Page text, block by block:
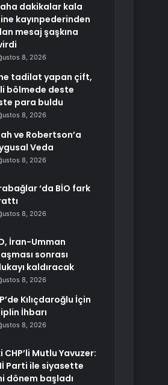
dakikalar kala
kayınpederinden
mesaj şaşkına
8, 2026
tadilat yapan çift,
bölmede deste
para buldu
8, 2026
ve Robertson’a
Veda
8, 2026
‘da BİO fark
8, 2026
İran-Umman
sonrası
kaldıracak
8, 2026
Kılıçdaroğlu İçin
İhbarı
8, 2026
CHP’li Mutlu Yavuzer:
Parti ile siyasette
dönem başladı